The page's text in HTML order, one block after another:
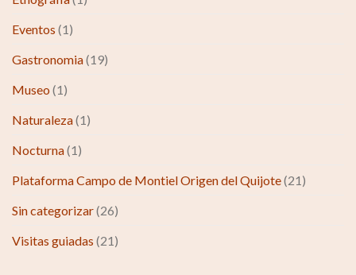
Eventos (1)
Gastronomia(19)
Museo (1)
Naturaleza(1)
Nocturna(1)
Plataforma Campo de Montiel Origen del Quijote(21)
Sin categorizar(26)
Visitas guiadas (21)